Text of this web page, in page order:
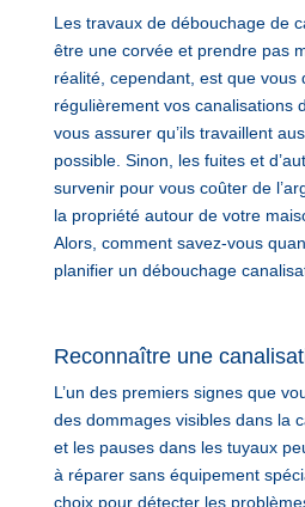
Les travaux de débouchage de
être une corvée et prendre pas
réalité, cependant, est que vous
régulièrement vos canalisations
vous assurer qu’ils travaillent
possible. Sinon, les fuites et
survenir pour vous coûter de
la propriété autour de votre
Alors, comment savez-vous
planifier un débouchage
Reconnaître une
L’un des premiers signes que
des dommages visibles dans la
et les pauses dans les tuyaux
à réparer sans équipement
choix pour détecter les